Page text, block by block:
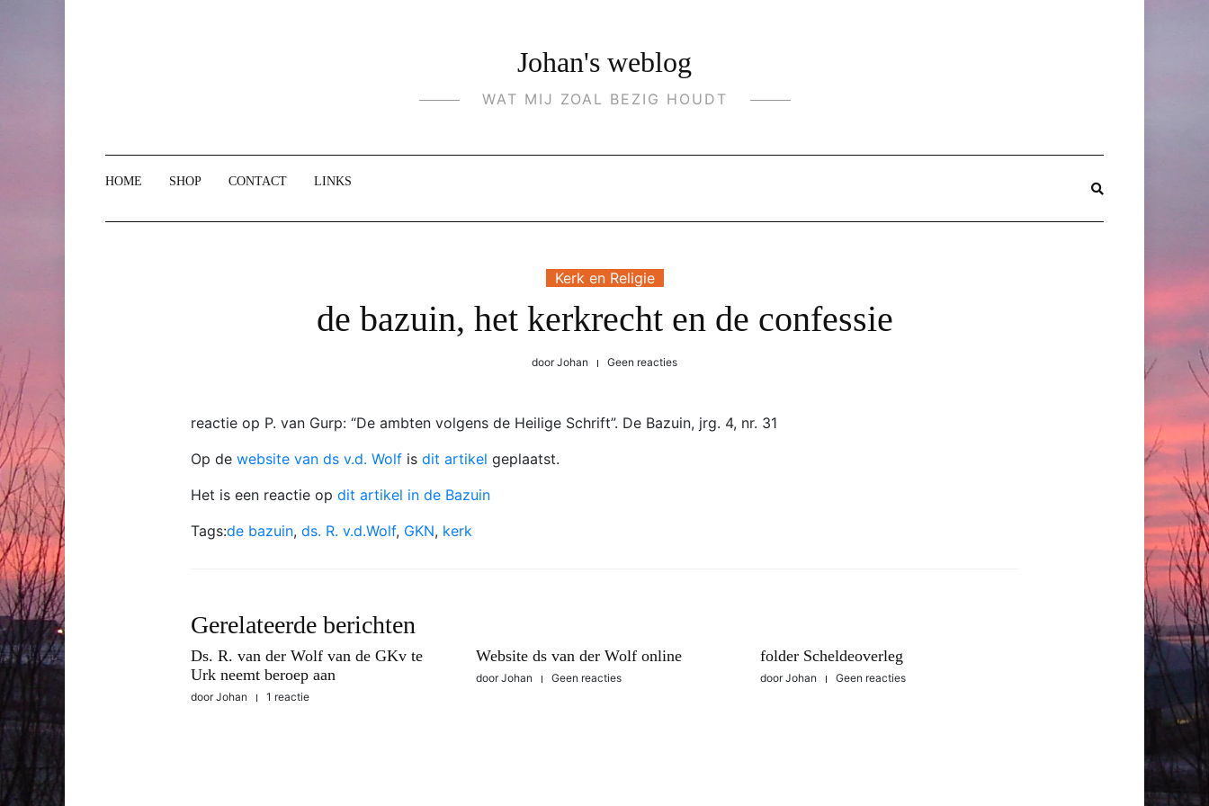
Johan's weblog
WAT MIJ ZOAL BEZIG HOUDT
HOME SHOP CONTACT LINKS
Kerk en Religie
de bazuin, het kerkrecht en de confessie
doorJohan Geen reacties
reactie op P. van Gurp: “De ambten volgens de Heilige Schrift”. De Bazuin, jrg. 4, nr. 31
Op de website van ds v.d. Wolf is dit artikel geplaatst.
Het is een reactie op dit artikel in de Bazuin
Tags:de bazuin, ds. R. v.d.Wolf, GKN, kerk
Gerelateerde berichten
Ds. R. van der Wolf van de GKv te
Urk neemt beroep aan
doorJohan 1 reactie
Website ds van der Wolf online
doorJohan Geen reacties
folder Scheldeoverleg
doorJohan Geen reacties